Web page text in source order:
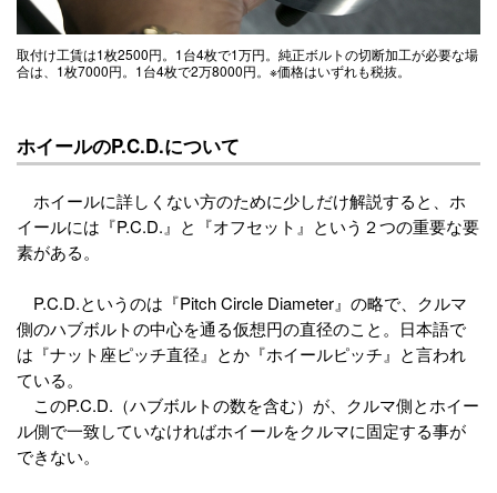
取付け工賃は1枚2500円。1台4枚で1万円。純正ボルトの切断加工が必要な場
合は、1枚7000円。1台4枚で2万8000円。※価格はいずれも税抜。
ホイールのP.C.D.について
ホイールに詳しくない方のために少しだけ解説すると、ホ
イールには『P.C.D.』と『オフセット』という２つの重要な要
素がある。
P.C.D.というのは『Pitch Circle Diameter』の略で、クルマ
側のハブボルトの中心を通る仮想円の直径のこと。日本語で
は『ナット座ピッチ直径』とか『ホイールピッチ』と言われ
ている。
このP.C.D.（ハブボルトの数を含む）が、クルマ側とホイー
ル側で一致していなければホイールをクルマに固定する事が
できない。